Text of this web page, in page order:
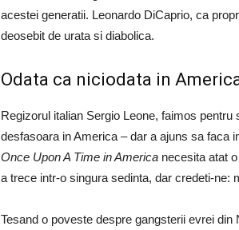
acestei generatii. Leonardo DiCaprio, ca
deosebit de urata si diabolica.
Odata ca niciodata in
Regizorul italian Sergio Leone, faimos
desfasoara in America – dar a ajuns sa faca
Once Upon A Time in America necesita atat
a trece intr-o singura sedinta, dar credeti-ne:
Tesand o poveste despre gangsterii evrei